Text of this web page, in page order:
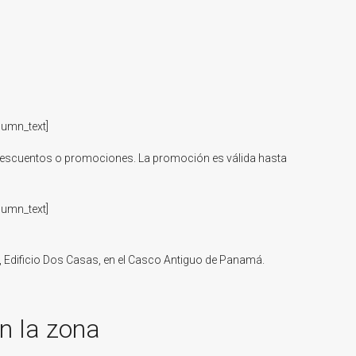
o promociones. La promoción es válida hasta
Dos Casas, en el Casco Antiguo de Panamá.
la zona